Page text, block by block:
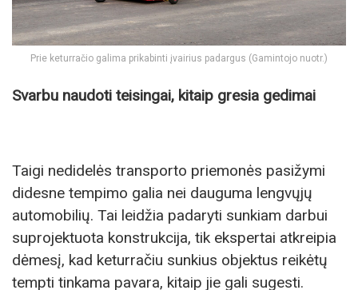
Prie keturračio galima prikabinti įvairius padargus (Gamintojo nuotr.)
Svarbu naudoti teisingai, kitaip gresia gedimai
Taigi nedidelės transporto priemonės pasižymi
didesne tempimo galia nei dauguma lengvųjų
automobilių. Tai leidžia padaryti sunkiam darbui
suprojektuota konstrukcija, tik ekspertai atkreipia
dėmesį, kad keturračiu sunkius objektus reikėtų
tempti tinkama pavara, kitaip jie gali sugesti.